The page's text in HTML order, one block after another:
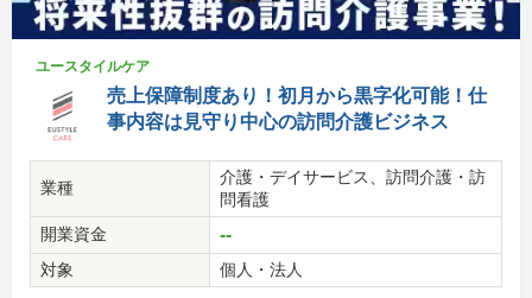
ユースタイルケア
売上保障制度あり！初月から黒字化可能！仕
事内容は見守り中心の訪問介護ビジネス
業種
介護・デイサービス、訪問介護・訪
問看護
開業資金
--
対象 個人・法人